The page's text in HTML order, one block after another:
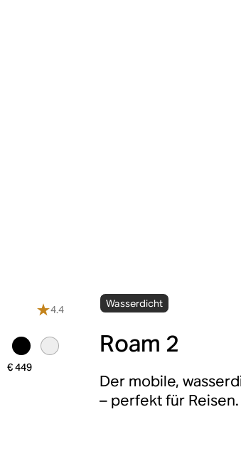
4.4
€ 449
Wasserdicht
Roam 2
Der mobile,
– perfekt für Reisen.